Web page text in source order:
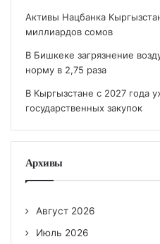
Активы Нацбанка
миллиардов сомов
В Бишкеке загрязнение
норму в 2,75 раза
В Кыргызстане с 2027 года
государственных закупок
Архивы
Август 2026
Июль 2026